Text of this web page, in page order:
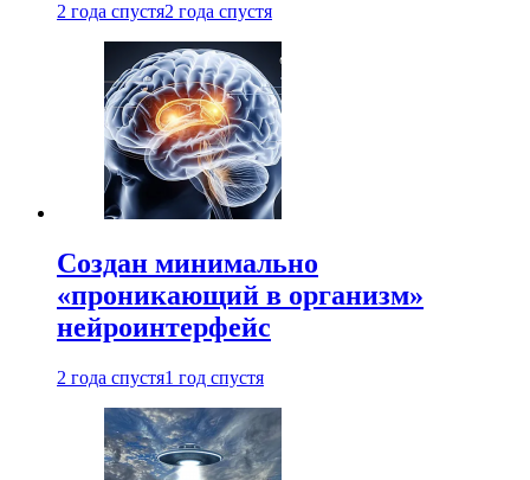
2 года спустя2 года спустя
Создан минимально
«проникающий в организм»
нейроинтерфейс
2 года спустя1 год спустя